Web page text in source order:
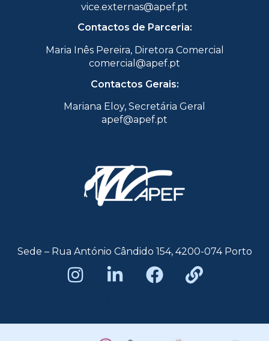
vice.externas@apef.pt
Contactos de Parceria:
Maria Inês Pereira, Diretora Comercial
comercial@apef.pt
Contactos Gerais:
Mariana Eloy, Secretária Geral
apef@apef.pt
Sede – Rua António Cândido 154, 4200-074 Porto